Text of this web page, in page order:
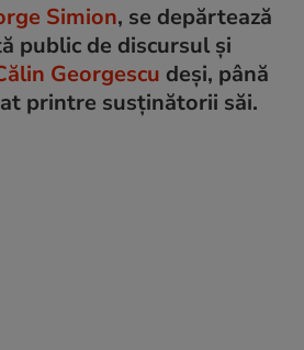
Simion, se depărtează
public de discursul și
Georgescu deși, până
printre susținătorii săi.